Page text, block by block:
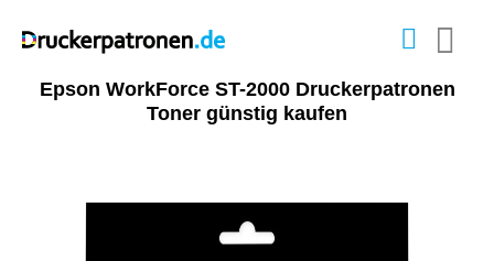
Epson WorkForce ST-2000 Druckerpatronen
Toner günstig kaufen